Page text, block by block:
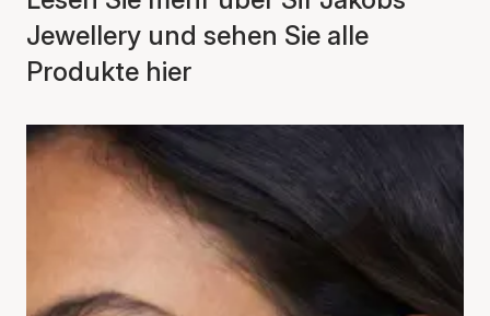
Jewellery und sehen Sie alle
Produkte hier